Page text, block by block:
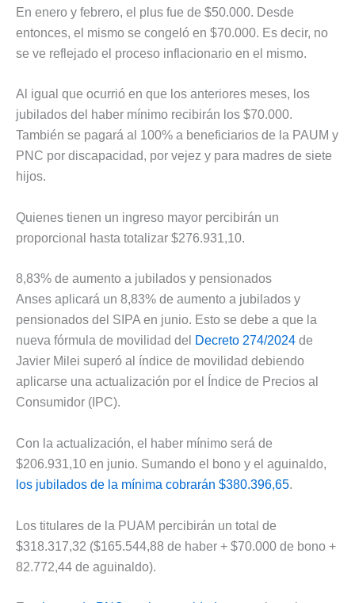
En enero y febrero, el plus fue de $50.000. Desde
entonces, el mismo se congeló en $70.000. Es decir, no
se ve reflejado el proceso inflacionario en el mismo.
Al igual que ocurrió en que los anteriores meses, los
jubilados del haber mínimo recibirán los $70.000.
También se pagará al 100% a beneficiarios de la PAUM y
PNC por discapacidad, por vejez y para madres de siete
hijos.
Quienes tienen un ingreso mayor percibirán un
proporcional hasta totalizar $276.931,10.
8,83% de aumento a jubilados y pensionados
Anses aplicará un 8,83% de aumento a jubilados y
pensionados del SIPA en junio. Esto se debe a que la
nueva fórmula de movilidad del
Decreto 274/2024 de
Javier Milei superó al índice de movilidad debiendo
aplicarse una actualización por el Índice de Precios al
Consumidor (IPC).
Con la actualización, el haber mínimo será de
$206.931,10 en junio. Sumando el bono y el aguinaldo,
los jubilados de la mínima cobrarán $380.396,65.
Los titulares de la PUAM percibirán un total de
$318.317,32 ($165.544,88 de haber + $70.000 de bono +
82.772,44 de aguinaldo).